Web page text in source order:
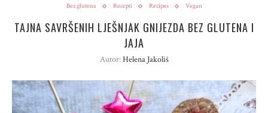
Bez glutena Recepti Recipes Vegan
TAJNA SAVRŠENIH LJEŠNJAK GNIJEZDA BEZ GLUTENA I
JAJA
Autor:Helena Jakoliš